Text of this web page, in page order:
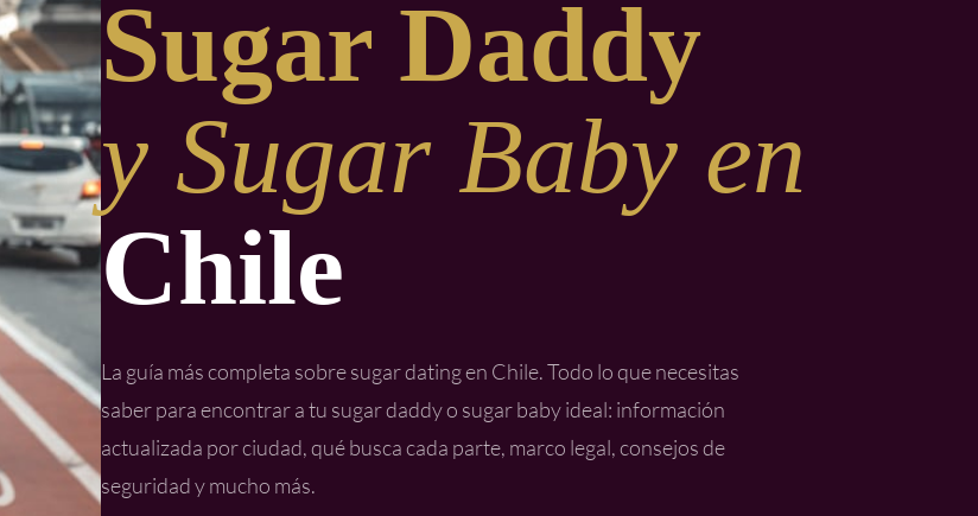
Sugar Daddy
y Sugar Baby en
Chile
La guía más completa sobre sugar dating en Chile. Todo lo que necesitas
saber para encontrar a tu sugar daddy o sugar baby ideal: información
actualizada por ciudad, qué busca cada parte, marco legal, consejos de
seguridad y mucho más.